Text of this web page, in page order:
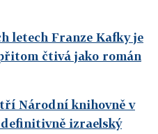
letech Franze Kafky je
čtivá jako román
Národní knihovně v
izraelský